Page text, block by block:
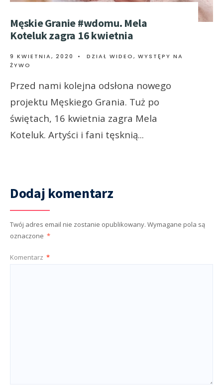
Męskie Granie #wdomu. Mela
Koteluk zagra 16 kwietnia
9 KWIETNIA, 2020 • DZIAŁ WIDEO, WYSTĘPY NA
ŻYWO
Przed nami kolejna odsłona nowego
projektu Męskiego Grania. Tuż po
świętach, 16 kwietnia zagra Mela
Koteluk. Artyści i fani tęsknią...
Dodaj komentarz
Twój adres email nie zostanie opublikowany. Wymagane pola są
oznaczone *
Komentarz *